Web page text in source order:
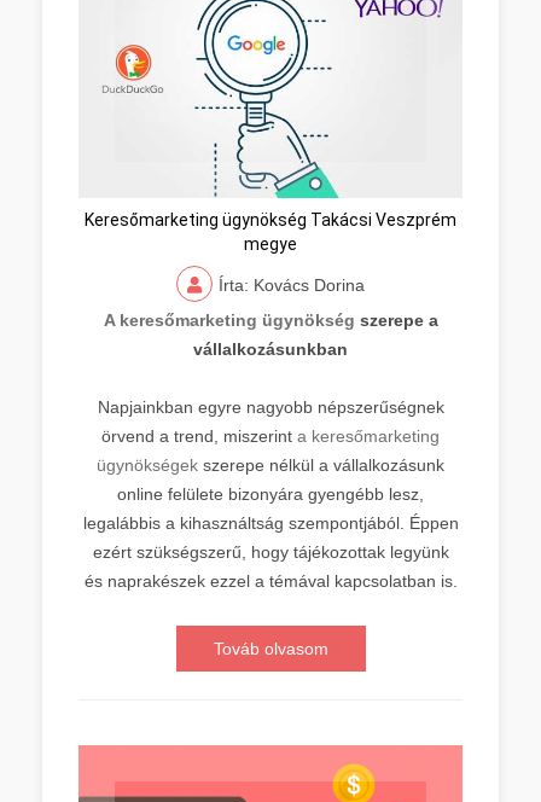
Keresőmarketing ügynökség Takácsi Veszprém
megye
Írta: Kovács Dorina
A keresőmarketing ügynökség szerepe a
vállalkozásunkban
Napjainkban egyre nagyobb népszerűségnek
örvend a trend, miszerint a keresőmarketing
ügynökségek szerepe nélkül a vállalkozásunk
online felülete bizonyára gyengébb lesz,
legalábbis a kihasználtság szempontjából. Éppen
ezért szükségszerű, hogy tájékozottak legyünk
és naprakészek ezzel a témával kapcsolatban is.
Továb olvasom